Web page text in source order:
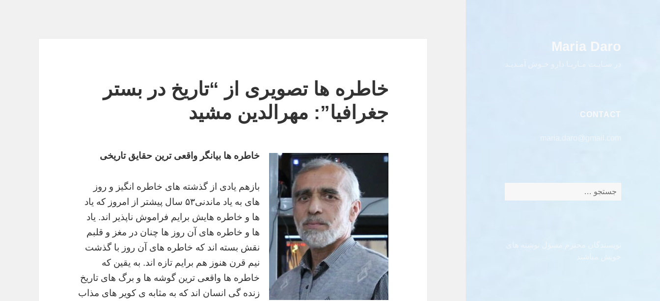
Maria Daro
در سـایـت مـاریـا دارو خـوش آمـدیـد
CONTACT
برای:
نویسندگان محترم مسؤل نوشته های
خاطره ها تصویری از “تاریخ در بستر
جغرافیا”: مهرالدین مشید
خاطره ها بیانگر واقعی ترین حقایق تاریخی
بازهم یادی از گذشته های خاطره انگیز و روز
های به یاد ماندنی۵۳ سال پیشتر از امروز که یاد
ها و خاطره هایش برایم فراموش ناپذیر اند. یاد
ها و خاطره های آن روز ها چنان در مغز و قلبم
نقش بسته اند که خاطره های آن روز با گذشت
نیم قرن هنوز هم برایم تازه اند. به یقین که
خاطره ها واقعی ترین گوشه ها و برگ های تاریخ
زنده گی انسان اند که به مثابه ی کویر های مذاب